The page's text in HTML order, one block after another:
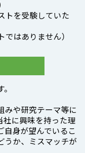
トを受験していた
ではありません）
みや研究テーマ等に
社に興味を持った理
身が望んでいるこ
うか、ミスマッチが